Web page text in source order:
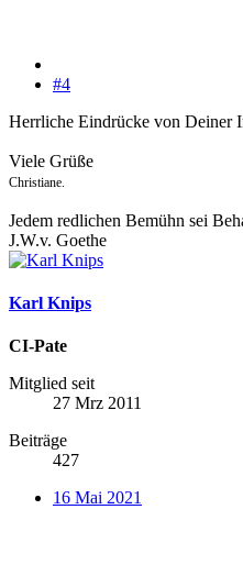
#4
Herrliche Eindrücke von Deiner
Viele Grüße
Christiane.
Jedem redlichen Bemühn sei
J.W.v. Goethe
Karl Knips
CI-Pate
Mitglied seit
27 Mrz 2011
Beiträge
427
16 Mai 2021